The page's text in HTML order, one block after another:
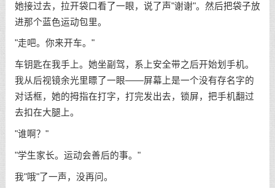
她接过去，拉开袋口看了一眼，说了声"谢谢"。然后把袋子放
进那个蓝色运动包里。
"走吧。你来开车。"
车钥匙在我手上。她坐副驾，系上安全带之后开始划手机。
我从后视镜余光里瞟了一眼——屏幕上是一个没有存名字的
对话框，她的拇指在打字，打完发出去，锁屏，把手机翻过
去扣在大腿上。
"谁啊？"
"学生家长。运动会善后的事。"
我"哦"了一声，没再问。